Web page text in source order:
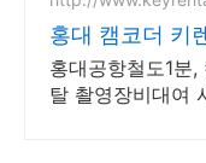
홍대 캠코더 키
홍대공항철도1분
탈 촬영장비대여